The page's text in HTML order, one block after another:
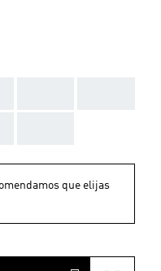
que elijas